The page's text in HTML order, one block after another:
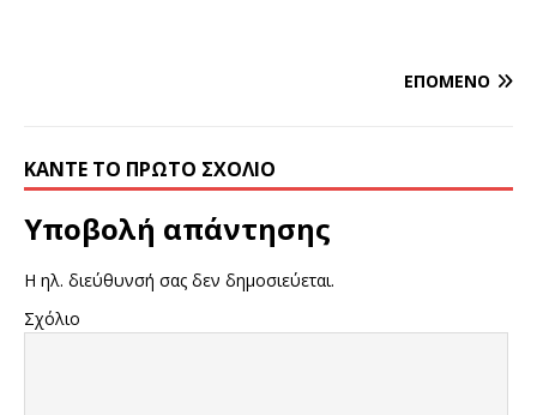
ΕΠΌΜΕΝΟ
ΚΆΝΤΕ ΤΟ ΠΡΏΤΟ ΣΧΌΛΙΟ
Υποβολή απάντησης
Η ηλ. διεύθυνσή σας δεν δημοσιεύεται.
Σχόλιο